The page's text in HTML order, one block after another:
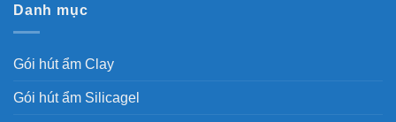
Danh mục
Gói hút ẩm Clay
Gói hút ẩm Silicagel